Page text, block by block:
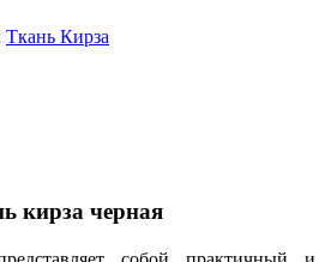
Ткань Кирза
кирза черная